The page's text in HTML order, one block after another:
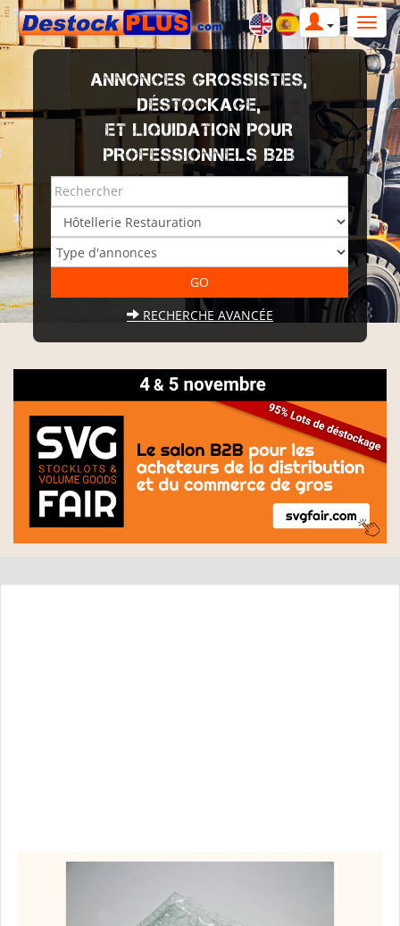
ANNONCES GROSSISTES,
DÉSTOCKAGE,
ET LIQUIDATION POUR
PROFESSIONNELS B2B
RECHERCHE AVANCÉE